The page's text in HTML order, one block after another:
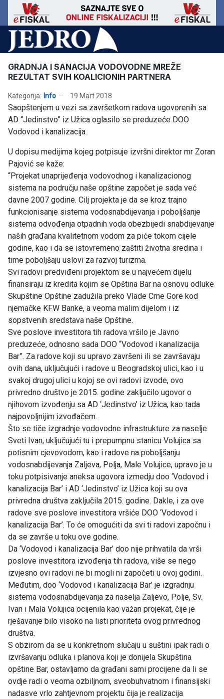
GRADNJA I SANACIJA VODOVODNE MREŽE
REZULTAT SVIH KOALICIONIH PARTNERA
Kategorija: Info 19 Mart 2018
Saopštenjem u vezi sa završetkom radova ugovorenih sa
AD “Jedinstvo” iz Užica oglasilo se preduzeće DOO
Vodovod i kanalizacija.
U dopisu medijima kojeg potpisuje izvršni direktor mr Zoran
Pajović se kaže:
“Projekat unaprijeđenja vodovodnog i kanalizacionog
sistema na području naše opštine započet je sada već
davne 2007 godine. Cilj projekta je da se kroz trajno
funkcionisanje sistema vodosnabdijevanja i poboljšanje
sistema odvođenja otpadnih voda obezbijedi snabdijevanje
naših građana kvalitetnom vodom za piće tokom cijele
godine, kao i da se istovremeno zaštiti životna sredina i
time poboljšaju uslovi za razvoj turizma.
Svi radovi predviđeni projektom se u najvećem dijelu
finansiraju iz kredita kojim se Opština Bar na osnovu odluke
Skupštine Opštine zadužila preko Vlade Crne Gore kod
njemačke KFW Banke, a veoma malim dijelom i iz
sopstvenih sredstava naše Opštine.
Sve poslove investitora tih radova vršilo je Javno
preduzeće, odnosno sada DOO “Vodovod i kanalizacija
Bar”. Za radove koji su upravo završeni ili se završavaju
ovih dana, uključujući i radove u Beogradskoj ulici, kao i u
svakoj drugoj ulici u kojoj se ovi radovi izvode, ovo
privredno društvo je 2015. godine zaključilo ugovor o
njihovom izvođenju sa AD ‘Jedinstvo’ iz Užica, kao tada
najpovoljnijim izvođačem.
Što se tiče izgradnje vodovodne infrastrukture za naselje
Sveti Ivan, uključujući tu i prepumpnu stanicu Volujica sa
potisnim cjevovodom, kao i radove na poboljšanju
vodosnabdijevanja Zaljeva, Polja, Male Volujice, upravo je u
toku potpisivanje aneksa ugovora izmedju doo ‘Vodovod i
kanalizacija Bar’ i AD ‘Jedinstvo’ iz Užica koji su ova
privredna društva zaključila 2015. godine. Dakle, i za ove
radove sve poslove investitora vršiće DOO ‘Vodovod i
kanalizacija Bar’. To će omogućiti da svi ti radovi započnu i
da se završe u toku ove godine.
Da ‘Vodovod i kanalizacija Bar’ doo nije prihvatila da vrši
poslove investitora izvođenja tih radova, više se nego
izvjesno ovi radovi ne bi mogli ni započeti u ovoj godini.
Međutim, doo ‘Vodovod i kanalizacija Bar’ je izgradnju
sistema vodosnabdijevanja za naselja Zaljevo, Polje, Sv.
Ivan i Mala Volujica ocijenila kao važan projekat, čije je
rješavanje bilo visoko na listi prioriteta ovog privrednog
društva.
S obzirom da se u konkretnom slučaju u suštini ipak radi o
izvršavanju odluka i planova koji je donijela Skupština
opštine Bar, ostavljamo da građani sami procijene da li se
ovdje radi o veoma ozbiljnom, sveobuhvatnom i finansijski
nadasve vrlo zahtjevnom projektu čija je realizacija